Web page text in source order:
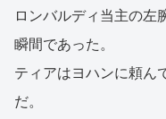
ロンバルディ当主の左
瞬間であった。
ティアはヨハンに頼ん
だ。